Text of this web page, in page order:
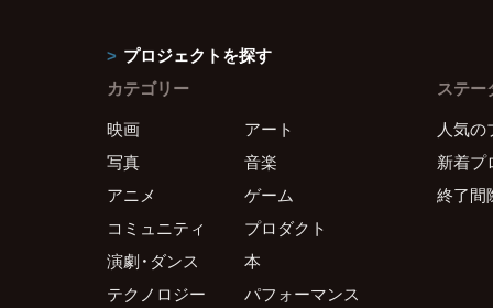
プロジェクトを探す
カテゴリー
映画
アート
写真
音楽
アニメ
ゲーム
コミュニティ
プロダクト
演劇・ダンス
本
テクノロジー
パフォーマンス
ステー
人気の
新着プ
終了間